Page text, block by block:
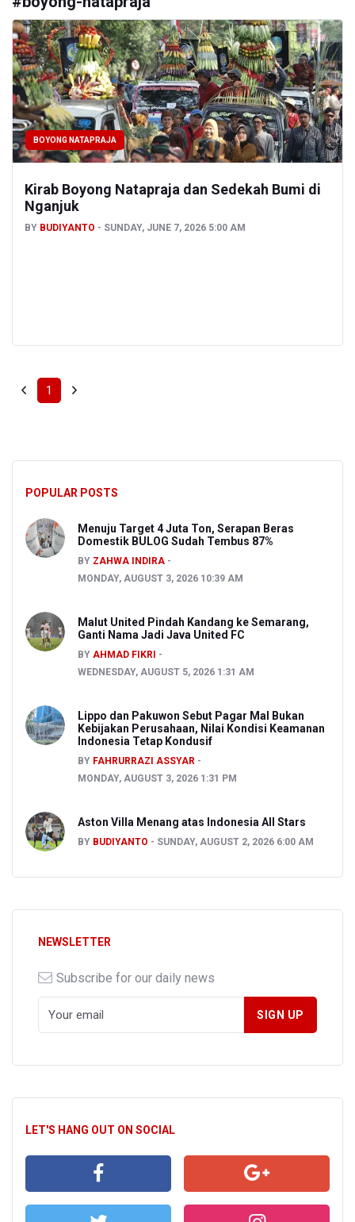
BOYONG NATAPRAJA
Kirab Boyong Natapraja dan Sedekah Bumi di
Nganjuk
BY BUDIYANTO SUNDAY, JUNE 7, 2026 5:00 AM
1
POPULAR POSTS
Menuju Target 4 Juta Ton, Serapan Beras
Domestik BULOG Sudah Tembus 87%
BY ZAHWA INDIRA
MONDAY, AUGUST 3, 2026 10:39 AM
Malut United Pindah Kandang ke Semarang,
Ganti Nama Jadi Java United FC
BY AHMAD FIKRI
WEDNESDAY, AUGUST 5, 2026 1:31 AM
Lippo dan Pakuwon Sebut Pagar Mal Bukan
Kebijakan Perusahaan, Nilai Kondisi Keamanan
Indonesia Tetap Kondusif
BY FAHRURRAZI ASSYAR
MONDAY, AUGUST 3, 2026 1:31 PM
Aston Villa Menang atas Indonesia All Stars
BY BUDIYANTO SUNDAY, AUGUST 2, 2026 6:00 AM
NEWSLETTER
Subscribe for our daily news
LET'S HANG OUT ON SOCIAL